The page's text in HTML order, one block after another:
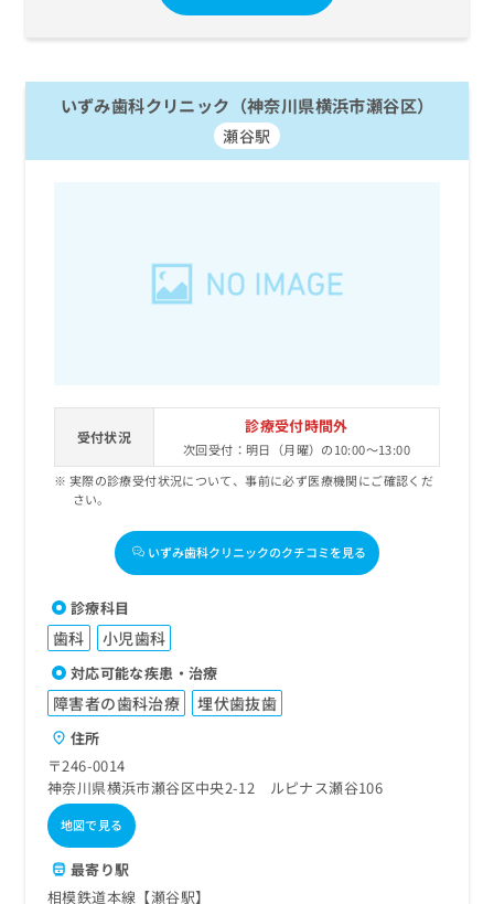
いずみ歯科クリニック（神奈川県横浜市瀬谷区）
瀬谷駅
受付状況
診療受付時間外
次回受付：明日（月曜）の10:00～13:00
実際の診療受付状況について、事前に必ず医療機関にご確認くだ
さい。
いずみ歯科クリニックのクチコミを見る
診療科目
歯科 小児歯科
対応可能な疾患・治療
障害者の歯科治療 埋伏歯抜歯
住所
〒246-0014
神奈川県横浜市瀬谷区中央2-12 ルピナス瀬谷106
地図で見る
最寄り駅
相模鉄道本線【瀬谷駅】